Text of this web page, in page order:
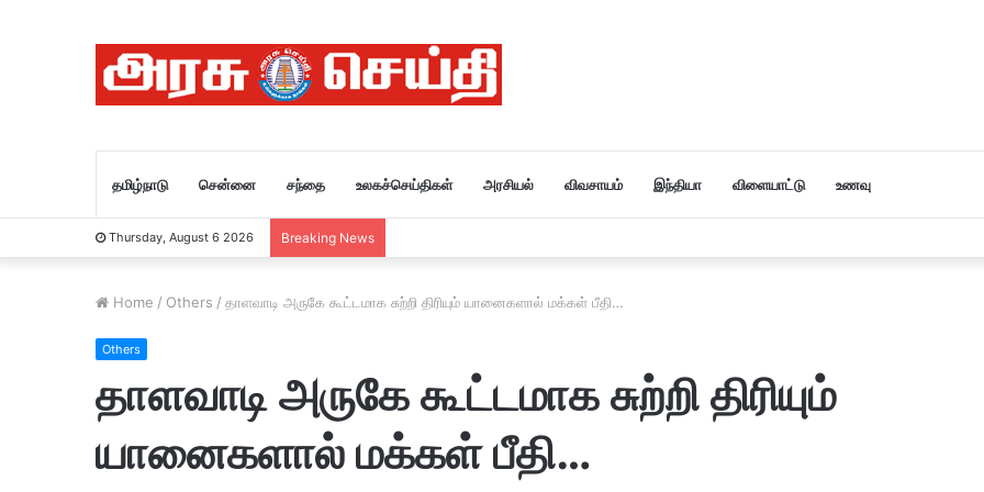
தமிழ்நாடு சென்னை சந்தை உலகச்செய்திகள் அரசியல் விவசாயம் இந்தியா விளையாட்டு உணவு
Thursday, August 6 2026 Breaking News
Home / Others / தாளவாடி அருகே கூட்டமாக சுற்றி திரியும் யானைகளால் மக்கள் பீதி…
Others
தாளவாடி அருகே கூட்டமாக சுற்றி திரியும்
யானைகளால் மக்கள் பீதி…